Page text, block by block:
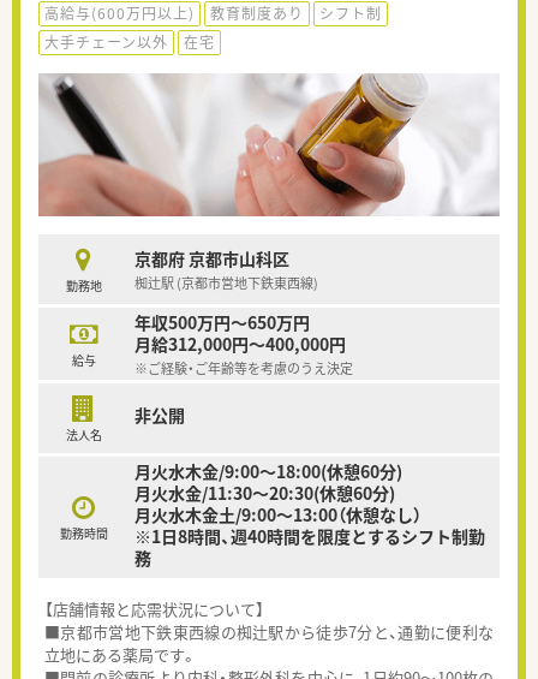
高給与(600万円以上)
教育制度あり
シフト制
大手チェーン以外
在宅
勤務地
京都府 京都市山科区
椥辻駅 (京都市営地下鉄東西線)
給与
年収500万円～650万円
月給312,000円～400,000円
※ご経験・ご年齢等を考慮のうえ決定
法人名
非公開
勤務時間
月火水木金/9:00～18:00(休憩60分)
月火水金/11:30～20:30(休憩60分)
月火水木金土/9:00～13:00（休憩なし）
※1日8時間、週40時間を限度とするシフト制勤
務
【店舗情報と応需状況について】
■京都市営地下鉄東西線の椥辻駅から徒歩7分と、通勤に便利な
立地にある薬局です。